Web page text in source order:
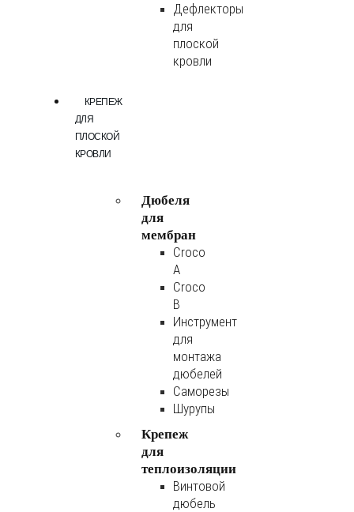
Дефлекторы
для
плоской
кровли
КРЕПЕЖ
ДЛЯ
ПЛОСКОЙ
КРОВЛИ
Дюбеля
для
мембран
Croco
A
Croco
B
Инструмент
для
монтажа
дюбелей
Саморезы
Шурупы
Крепеж
для
теплоизоляции
Винтовой
дюбель